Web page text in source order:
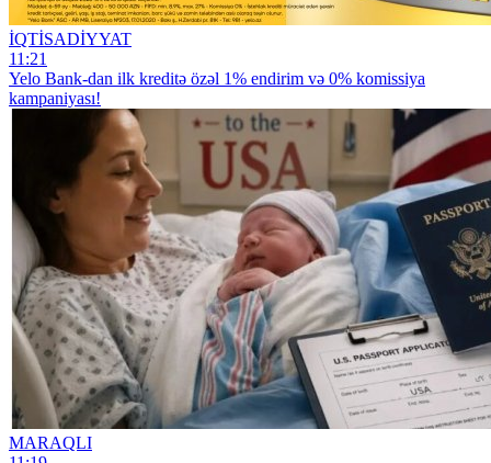
İQTİSADİYYAT
11:21
Yelo Bank-dan ilk kreditə özəl 1% endirim və 0% komissiya
kampaniyası!
MARAQLI